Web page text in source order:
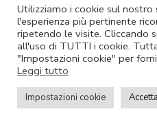
Utilizziamo i cookie sul
l'esperienza più pertinente
ripetendo le visite. Cliccando
all'uso di TUTTI i cookie.
"Impostazioni cookie" per
Leggi tutto
Impostazioni cookie